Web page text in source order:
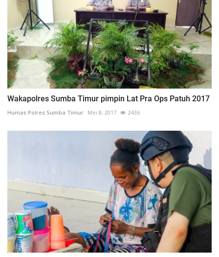
Wakapolres Sumba Timur pimpin Lat Pra Ops Patuh 2017
Humas Polres Sumba Timur Mei 8, 2017 2436